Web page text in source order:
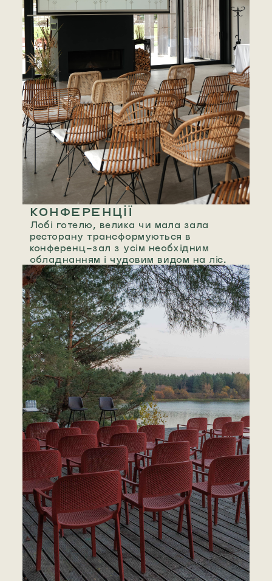
КОНФЕРЕНЦІЇ
Лобі готелю, велика чи мала зала
ресторану трансформуються в
конференц-зал з усім необхідним
обладнанням і чудовим видом на ліс.